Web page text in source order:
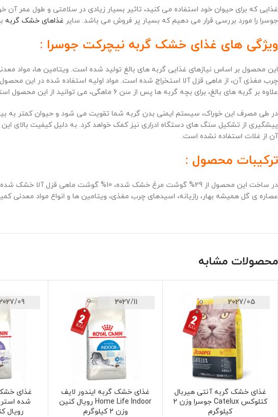
غذایی که برای حیوان خود استفاده می کنید، تاثیر بسیار زیادی در سلامتی و طول عمر آن
جوسرا را مورد بررسی قرار می دهیم که بسیار پر فروش می باشد. سایر غذاهای خشک گربه
ویژگی های غذای خشک گربه نیچرکت جوسرا :
این محصول بر اساس نیازهای غذایی گربه های بالغ تولید شده است. ویتامین ها،
چرب مغذی آن، از ماهی قزل آلا استخراج شده است. مواد اولیه استفاده شده در این
علاوه بر گربه های بالغ، برای بچه گربه ها پس از سن 6 ماهگی، می توانید از این محصول استفاده کنید.
در طی مصرف این خوراک، سیستم ایمنی بدن گربه شما تقویت می شود و حیوان کمتر به
پیشگیری از تشکیل سنگ های دستگاه ادراری نیز کمک خواهد کرد. به دلیل کیفیت بالای
آن از غلات استفاده نشده است.
ترکیبات محصول :
در ساخت این محصول از 29% گوشت مرغ خشک
عصاره ی گل همیشه بهار، رازیانه، اسیدهای چرب مغذی، ویتامین ها و انواع مواد معدنی
محصولات مشابه
2027/05
افزودن به سبد خرید
غذای خشک گربه آنتی هیربال
کتلوکس Catelux جوسرا وزن 2
کیلوگرم
2027/11
افزودن به سبد خرید
غذای خشک گربه ایندور لایف
Home Life Indoor رویال کنین
وزن 2 کیلوگرم
09
افزودن به
غذای
رویال کنین 2